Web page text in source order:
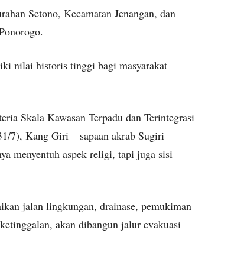
Setono, Kecamatan Jenangan, dan
nilai historis tinggi bagi masyarakat
Skala Kawasan Terpadu dan Terintegrasi
7), Kang Giri – sapaan akrab Sugiri
menyentuh aspek religi, tapi juga sisi
jalan lingkungan, drainase, pemukiman
akan dibangun jalur evakuasi